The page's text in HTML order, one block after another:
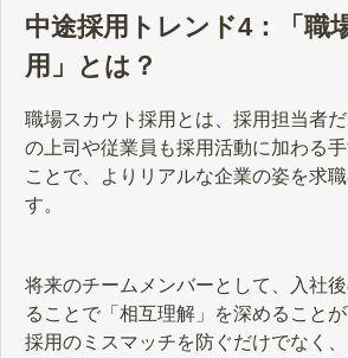
中途採用トレンド4：「職
用」とは？
職場スカウト採用とは、採用担当者
の上司や従業員も採用活動に加わる
ことで、よりリアルな企業の姿を求
す。
将来のチームメンバーとして、入社
ることで「相互理解」を深めること
採用のミスマッチを防ぐだけでなく